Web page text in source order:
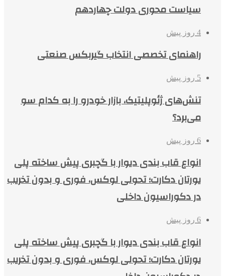
سیاست محوری دولت چهاردهم
4 روز پیش
راهنمای تخصصی انتخاب گیربکس صنعتی
5 روز پیش
تنش‌های ژئوپلیتیک، بازار خودرو را به کدام سو
می‌برد؟
6 روز پیش
انواع قاب بندی دیوار با گچبری پیش ساخته پلی
یورتان دکارت؛ تحولی لوکس، فوری و بدون تخریب
در دکوراسیون داخلی
6 روز پیش
انواع قاب بندی دیوار با گچبری پیش ساخته پلی
یورتان دکارت؛ تحولی لوکس، فوری و بدون تخریب